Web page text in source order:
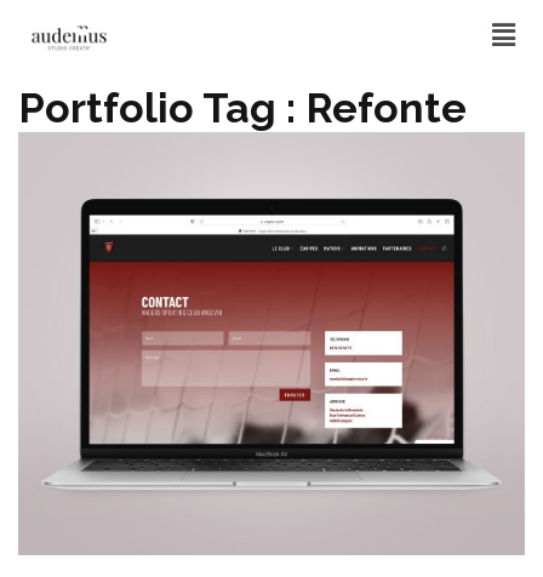
Portfolio Tag : Refonte